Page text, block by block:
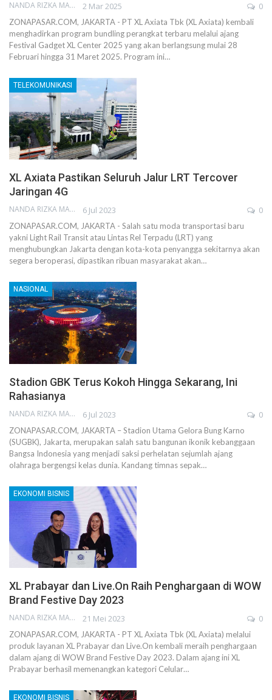
NANDA RIZKA MAHENDRA 2 Mar 2025 0
ZONAPASAR.COM, JAKARTA - PT XL Axiata Tbk (XL Axiata) kembali
menghadirkan program bundling perangkat terbaru melalui ajang
Festival Gadget XL Center 2025 yang akan berlangsung mulai 28
Februari hingga 31 Maret 2025. Program ini…
TELEKOMUNIKASI
XL Axiata Pastikan Seluruh Jalur LRT Tercover
Jaringan 4G
NANDA RIZKA MAHENDRA 6 Jul 2023 0
ZONAPASAR.COM, JAKARTA - Salah satu moda transportasi baru
yakni Light Rail Transit atau Lintas Rel Terpadu (LRT) yang
menghubungkan Jakarta dengan kota-kota penyangga sekitarnya akan
segera beroperasi, dipastikan ribuan masyarakat akan…
NASIONAL
Stadion GBK Terus Kokoh Hingga Sekarang, Ini
Rahasianya
NANDA RIZKA MAHENDRA 6 Jul 2023 0
ZONAPASAR.COM, JAKARTA – Stadion Utama Gelora Bung Karno
(SUGBK), Jakarta, merupakan salah satu bangunan ikonik kebanggaan
Bangsa Indonesia yang menjadi saksi perhelatan sejumlah ajang
olahraga bergengsi kelas dunia. Kandang timnas sepak…
EKONOMI BISNIS
XL Prabayar dan Live.On Raih Penghargaan di WOW
Brand Festive Day 2023
NANDA RIZKA MAHENDRA 21 Mei 2023 0
ZONAPASAR.COM, JAKARTA - PT XL Axiata Tbk (XL Axiata) melalui
produk layanan XL Prabayar dan Live.On kembali meraih penghargaan
dalam ajang di WOW Brand Festive Day 2023. Dalam ajang ini XL
Prabayar berhasil memenangkan kategori Celular…
EKONOMI BISNIS